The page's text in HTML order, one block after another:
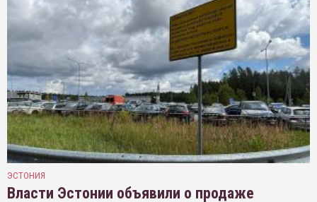
ЭСТОНИЯ
Власти Эстонии объявили о продаже